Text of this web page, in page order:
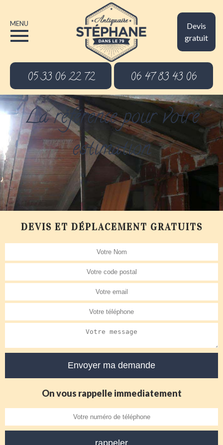
Devis
gratuit
MENU
05 33 06 22 72 06 47 83 43 06
La référence pour votre
estimation
DEVIS ET DÉPLACEMENT GRATUITS
On vous rappelle immediatement